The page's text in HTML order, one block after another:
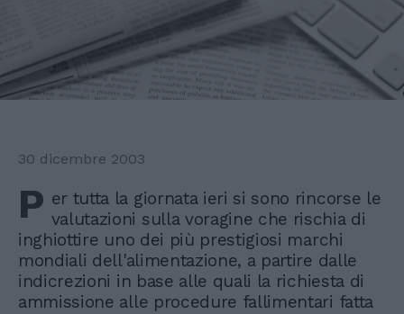
30 dicembre 2003
P er tutta la giornata ieri si sono rincorse le
valutazioni sulla voragine che rischia di
inghiottire uno dei più prestigiosi marchi
mondiali dell'alimentazione, a partire dalle
indicrezioni in base alle quali la richiesta di
ammissione alle procedure fallimentari fatta